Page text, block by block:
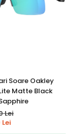
Soare Oakley
Matte Black
Lei
Lei